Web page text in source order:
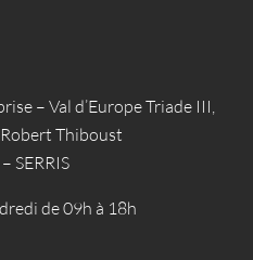
– Val d’Europe Triade III,
Thiboust
SERRIS
de 09h à 18h